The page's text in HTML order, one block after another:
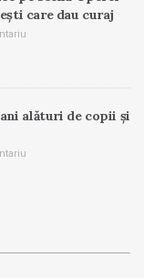
care dau curaj
alături de copii și